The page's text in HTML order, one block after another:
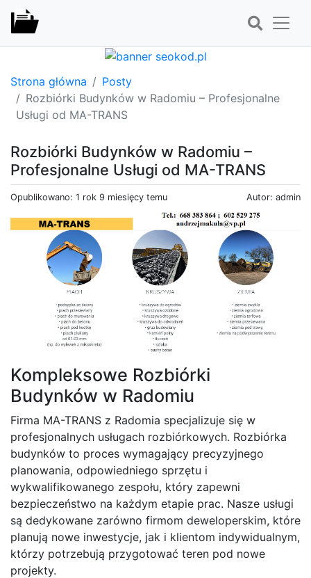
Strona główna
Posty
Rozbiórki Budynków w Radomiu – Profesjonalne
Usługi od MA-TRANS
Rozbiórki Budynków w Radomiu –
Profesjonalne Usługi od MA-TRANS
Opublikowano: 1 rok 9 miesięcy temu Autor: admin
Kompleksowe Rozbiórki
Budynków w Radomiu
Firma MA-TRANS z Radomia specjalizuje się w
profesjonalnych usługach rozbiórkowych. Rozbiórka
budynków to proces wymagający precyzyjnego
planowania, odpowiedniego sprzętu i
wykwalifikowanego zespołu, który zapewni
bezpieczeństwo na każdym etapie prac. Nasze usługi
są dedykowane zarówno firmom deweloperskim, które
planują nowe inwestycje, jak i klientom indywidualnym,
którzy potrzebują przygotować teren pod nowe
projekty.